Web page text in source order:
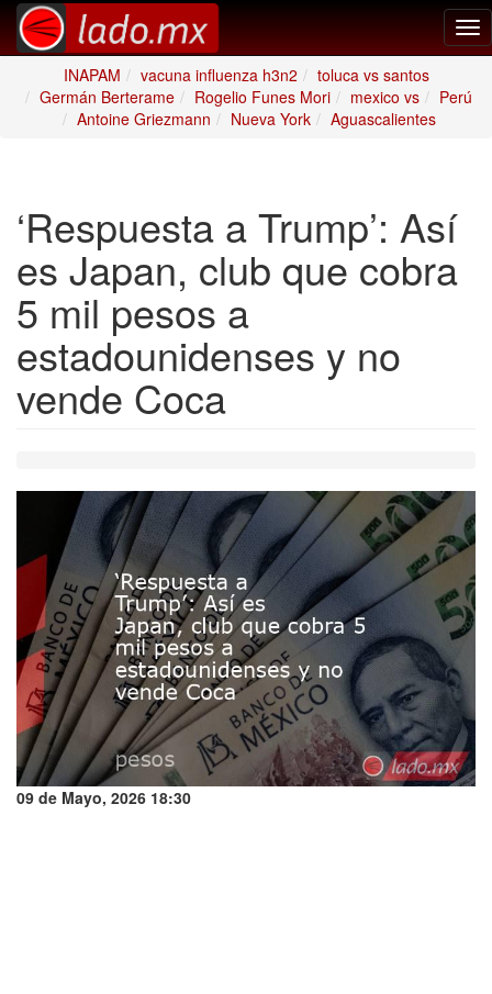
INAPAM
vacuna influenza h3n2
toluca vs santos
Germán Berterame
Rogelio Funes Mori mexico vs
Perú
Antoine Griezmann
Nueva York Aguascalientes
‘Respuesta a Trump’: Así
es Japan, club que cobra
5 mil pesos a
estadounidenses y no
vende Coca
09 de Mayo, 2026 18:30